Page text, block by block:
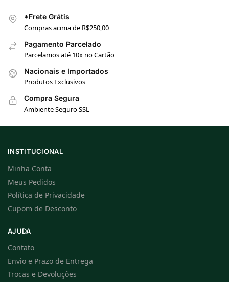
*Frete Grátis
Compras acima de R$250,00
Pagamento Parcelado
Parcelamos até 10x no Cartão
Nacionais e Importados
Produtos Exclusivos
Compra Segura
Ambiente Seguro SSL
INSTITUCIONAL
Minha Conta
Meus Pedidos
Política de Privacidade
Cupom de Desconto
AJUDA
Contato
Envio e Prazo de Entrega
Trocas e Devoluções